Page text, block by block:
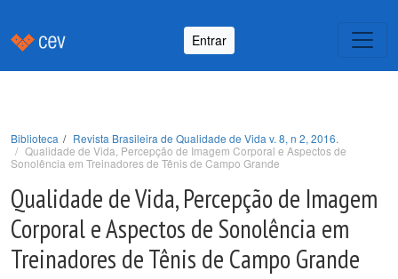
Entrar
Biblioteca
Revista Brasileira de Qualidade de Vida v. 8, n 2, 2016.
Qualidade de Vida, Percepção de Imagem Corporal e Aspectos de
Sonolência em Treinadores de Tênis de Campo Grande
Qualidade de Vida, Percepção de Imagem
Corporal e Aspectos de Sonolência em
Treinadores de Tênis de Campo Grande